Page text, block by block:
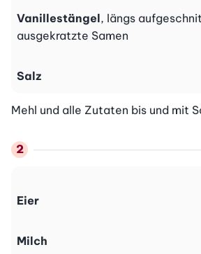
Vanillestängel, längs
ausgekratzte Samen
Salz
Mehl und alle Zutaten bis und mit
Eier
Milch